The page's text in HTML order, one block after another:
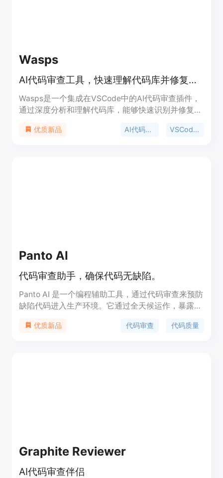
Wasps
AI代码审查工具，快速理解代码库并修复问题。
Wasps是一个集成在VSCode中的AI代码审查插件，
通过深度分析和理解代码库，能够快速识别并修复代
潜在问题和改进建议，帮助提高代码质量和开发效
优质新品 AI代码审查 VSCode插件
Panto AI
代码审查助手，确保代码无缺陷。
Panto AI 是一个编程辅助工具，通过代码审查来预防
缺陷代码进入生产环境。它通过全天候运作，暴露代
被推送到生产环境。Panto AI 不仅检查错误，还理解
优质新品 代码审查 代码质量
Graphite Reviewer
AI代码审查伴侣